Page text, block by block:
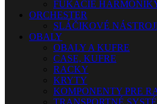
FÚKACIE
ORCHESTER
SLÁČIKOVÉ
OBALY
OBALY A KUFRE
CASE, KUFRE
RACKY
KRYTY
KOMPONENTY PRE
TRANSPORTNÉ